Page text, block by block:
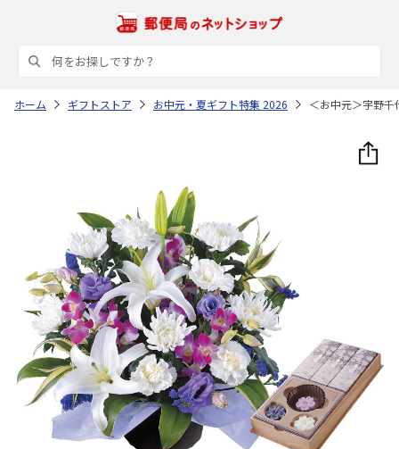
ホーム ギフトストア お中元・夏ギフト特集 2026 ＜お中元＞宇野